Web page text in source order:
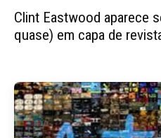
Clint Eastwood aparece
quase) em capa de